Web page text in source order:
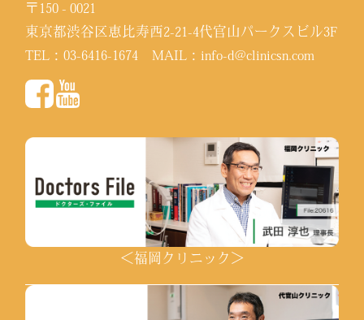
〒150 - 0021
東京都渋谷区恵比寿西2-21-4代官山パークスビル3F
TEL：03-6416-1674 MAIL：info-d@clinicsn.com
＜福岡クリニック＞